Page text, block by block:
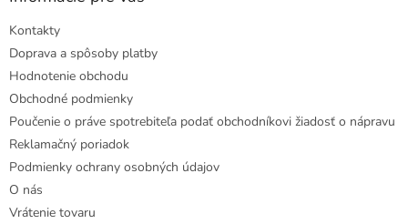
Kontakty
Doprava a spôsoby platby
Hodnotenie obchodu
Obchodné podmienky
Poučenie o práve spotrebiteľa podať obchodníkovi žiadosť o nápravu
Reklamačný poriadok
Podmienky ochrany osobných údajov
O nás
Vrátenie tovaru